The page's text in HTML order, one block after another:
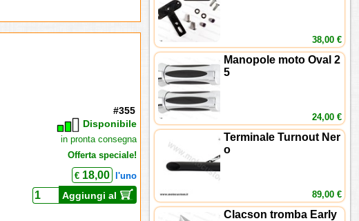
#355
Disponibile
in pronta consegna
Offerta speciale!
€18,00 l'uno
Aggiungi al
38,00 €
Manopole moto Oval 2
5
24,00 €
Terminale Turnout Ner
o
89,00 €
Clacson tromba Early